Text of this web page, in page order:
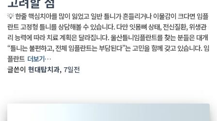
💡 한줄 핵심치아를 많이 잃었고 일반 틀니가 흔들리거나 이물감이 크다면 임플
란트 고정형 틀니를 상담해볼 수 있습니다. 다만 잇몸뼈 상태, 전신질환, 위생관
리 능력에 따라 치료 계획은 달라집니다. 울산틀니임플란트를 찾는 분들은 대개
“틀니는 불편하고, 전체 임플란트는 부담된다”는 고민을 함께 갖고 있습니다. 임
플란트 더보기…
글쓴이 현대탑치과, 7일전